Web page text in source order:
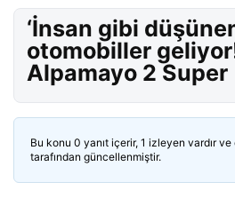
‘İnsan gibi
otomobiller
Alpamayo 2 Super
Bu konu 0 yanıt içerir, 1 izleyen vardır ve
tarafından güncellenmiştir.